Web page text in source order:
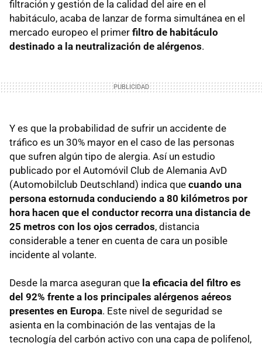
filtración y gestión de la calidad del aire en el
habitáculo, acaba de lanzar de forma simultánea en el
mercado europeo el primer filtro de habitáculo
destinado a la neutralización de alérgenos.
Y es que la probabilidad de sufrir un accidente de
tráfico es un 30% mayor en el caso de las personas
que sufren algún tipo de alergia. Así un estudio
publicado por el Automóvil Club de Alemania AvD
(Automobilclub Deutschland) indica que cuando una
persona estornuda conduciendo a 80 kilómetros por
hora hacen que el conductor recorra una distancia de
25 metros con los ojos cerrados, distancia
considerable a tener en cuenta de cara un posible
incidente al volante.
Desde la marca aseguran que la eficacia del filtro es
del 92% frente a los principales alérgenos aéreos
presentes en Europa. Este nivel de seguridad se
asienta en la combinación de las ventajas de la
tecnología del carbón activo con una capa de polifenol,